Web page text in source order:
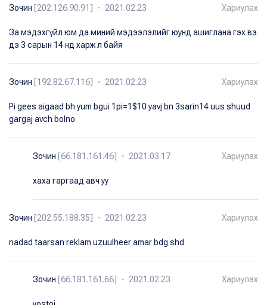
Зочин [202.126.90.91] ・ 2021.02.23 Хариулах
За мэдэхгүйл юм да миний мэдээлэлийг юунд ашиглана гэх вэ
дэ 3 сарын 14 нд харж л байя
Зочин [192.82.67.116] ・ 2021.02.23 Хариулах
Pi gees aigaad bh yum bgui 1pi=1$10 yavj bn 3sarin14 uus shuud
gargaj avch bolno
Зочин [66.181.161.46] ・ 2021.03.17 Хариулах
хаха гаргаад авч уу
Зочин [202.55.188.35] ・ 2021.02.23 Хариулах
nadad taarsan reklam uzuulheer amar bdg shd
Зочин [66.181.161.66] ・ 2021.02.23 Хариулах